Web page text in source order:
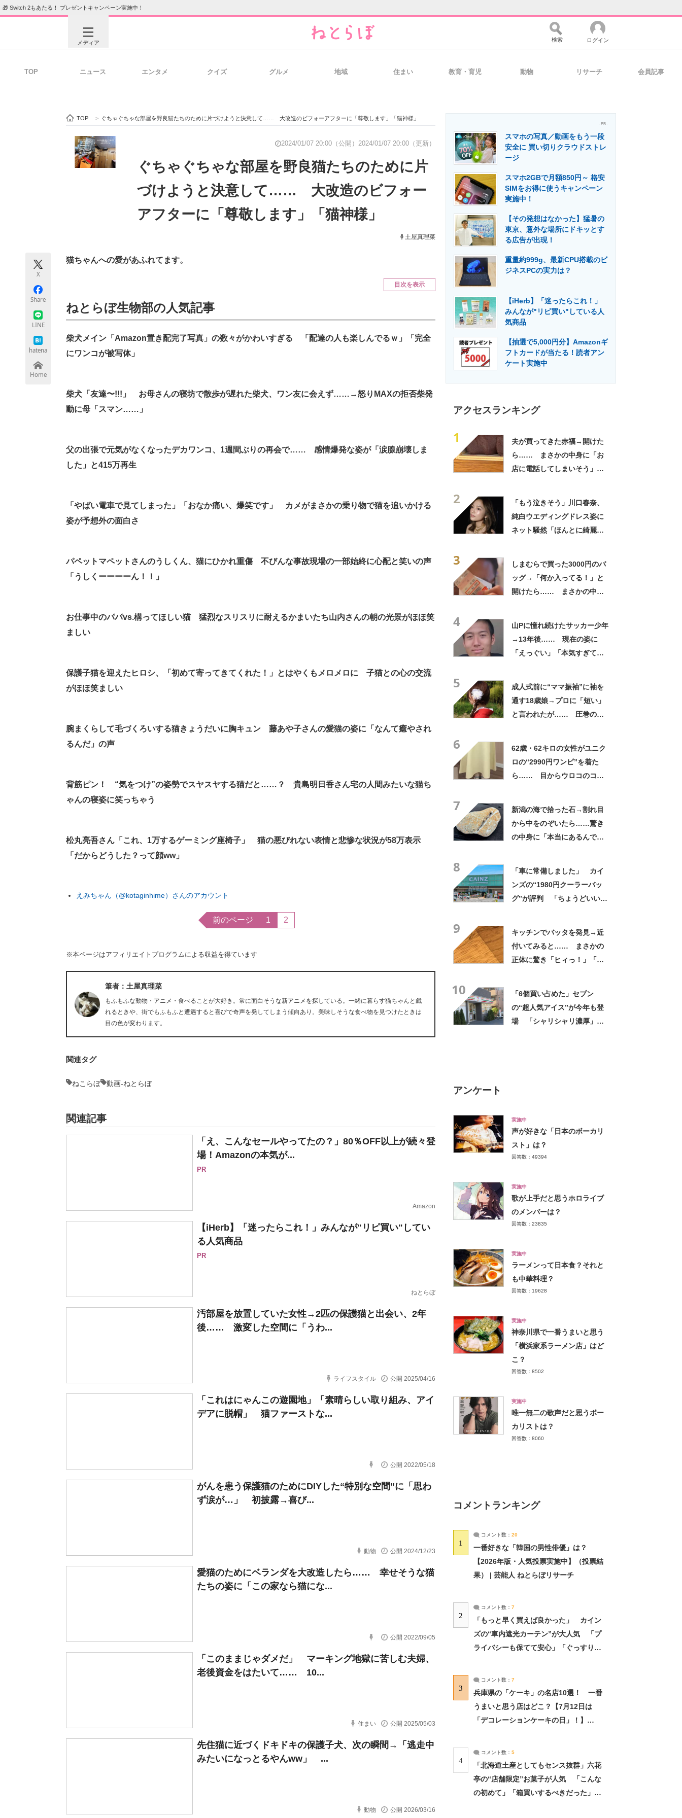
🎁 Switch 2もあたる！ プレゼントキャンペーン実施中！
メディア
ビジネスと働き方のヒント 経営リーダーのコミュニティ マーケ×ITの今がよく分かる
ITエンジニア向け専門サイト 企業向けIT製品の総合サイト IT製品の技術・比較・事例 製造業のIT導入・活用を支援
エネルギーの専門メディア 建設×テクノロジーの最前線
検索 ログイン
TOP ニュース エンタメ クイズ グルメ 地域 住まい 教育・育児 動物 リサーチ 会員記事
TOP > ぐちゃぐちゃな部屋を野良猫たちのために片づけようと決意して…… 大改造のビフォーアフターに「尊敬します」「猫神様」
2024/01/07 20:00（公開） 2024/01/07 20:00（更新）
ぐちゃぐちゃな部屋を野良猫たちのために片
づけようと決意して…… 大改造のビフォー
アフターに「尊敬します」「猫神様」
土屋真理菜
X
Share
LINE
hatena
Home
猫ちゃんへの愛があふれてます。
目次を表示
ねとらぼ生物部の人気記事
柴犬メイン「Amazon置き配完了写真」の数々がかわいすぎる 「配達の人も楽しんでるｗ」「完全
にワンコが被写体」
柴犬「友達〜!!!」 お母さんの寝坊で散歩が遅れた柴犬、ワン友に会えず……→怒りMAXの拒否柴発
動に母「スマン……」
父の出張で元気がなくなったデカワンコ、1週間ぶりの再会で…… 感情爆発な姿が「涙腺崩壊しま
した」と415万再生
「やばい電車で見てしまった」「おなか痛い、爆笑です」 カメがまさかの乗り物で猫を追いかける
姿が予想外の面白さ
パペットマペットさんのうしくん、猫にひかれ重傷 不びんな事故現場の一部始終に心配と笑いの声
「うしくーーーーん！！」
お仕事中のパパvs.構ってほしい猫 猛烈なスリスリに耐えるかまいたち山内さんの朝の光景がほほ笑
ましい
保護子猫を迎えたヒロシ、「初めて寄ってきてくれた！」とはやくもメロメロに 子猫との心の交流
がほほ笑ましい
腕まくらして毛づくろいする猫きょうだいに胸キュン 藤あや子さんの愛猫の姿に「なんて癒やされ
るんだ」の声
背筋ピン！ “気をつけ”の姿勢でスヤスヤする猫だと……？ 貴島明日香さん宅の人間みたいな猫ち
ゃんの寝姿に笑っちゃう
松丸亮吾さん「これ、1万するゲーミング座椅子」 猫の悪びれない表情と悲惨な状況が58万表示
「だからどうした？って顔ww」
えみちゃん（@kotaginhime）さんのアカウント
前のページ 1 2
※本ページはアフィリエイトプログラムによる収益を得ています
筆者：土屋真理菜
もふもふな動物・アニメ・食べることが大好き。常に面白そうな新アニメを探している。一緒に暮らす猫ちゃんと戯
れるときや、街でもふもふと遭遇すると喜びで奇声を発してしまう傾向あり。美味しそうな食べ物を見つけたときは
目の色が変わります。
関連タグ
ねこらぼ 動画-ねとらぼ
関連記事
「え、こんなセールやってたの？」80％OFF以上が続々登
場！Amazonの本気が...
PR
Amazon
【iHerb】「迷ったらこれ！」みんなが"リピ買い"してい
る人気商品
PR
ねとらぼ
汚部屋を放置していた女性→2匹の保護猫と出会い、2年
後…… 激変した空間に「うわ...
ライフスタイル 公開 2025/04/16
「これはにゃんこの遊園地」「素晴らしい取り組み、アイ
デアに脱帽」 猫ファーストな...
公開 2022/05/18
がんを患う保護猫のためにDIYした“特別な空間”に「思わ
ず涙が…」 初披露→喜び...
動物 公開 2024/12/23
愛猫のためにベランダを大改造したら…… 幸せそうな猫
たちの姿に「この家なら猫にな...
公開 2022/09/05
「このままじゃダメだ」 マーキング地獄に苦しむ夫婦、
老後資金をはたいて…… 10...
住まい 公開 2025/05/03
先住猫に近づくドキドキの保護子犬、次の瞬間→「逃走中
みたいになっとるやんww」 ...
動物 公開 2026/03/16
- PR -
スマホの写真／動画をもう一段
安全に 買い切りクラウドストレ
ージ
スマホ2GBで月額850円～ 格安
SIMをお得に使うキャンペーン
実施中！
【その発想はなかった】猛暑の
東京、意外な場所にドキッとす
る広告が出現！
重量約999g、最新CPU搭載のビ
ジネスPCの実力は？
【iHerb】「迷ったらこれ！」
みんなが"リピ買い"している人
気商品
【抽選で5,000円分】Amazonギ
フトカードが当たる！読者アン
ケート実施中
アクセスランキング
1
夫が買ってきた赤福→開けた
ら…… まさかの中身に「お
店に電話してしまいそう」
2
「もう泣きそう」川口春奈、
純白ウエディングドレス姿に
ネット騒然「ほんとに綺麗」
3
しまむらで買った3000円のバ
ッグ→「何か入ってる！」と
開けたら…… まさかの中身
4
山Pに憧れ続けたサッカー少年
→13年後…… 現在の姿に
「えっぐい」「本気すぎて尊
5
成人式前に“ママ振袖”に袖を
通す18歳娘→プロに「短い」
と言われたが…… 圧巻の着
6
62歳・62キロの女性がユニク
ロの“2990円ワンピ”を着た
ら…… 目からウロコのコー
7
新潟の海で拾った石→割れ目
から中をのぞいたら……驚き
の中身に「本当にあるんです
8
「車に常備しました」 カイ
ンズの“1980円クーラーバッ
グ”が評判 「ちょうどいい大
9
キッチンでバッタを発見→近
付いてみると…… まさかの
正体に驚き「ヒィっ！」「心
10
「6個買い占めた」セブン
の“超人気アイス”が今年も登
場 「シャリシャリ濃厚」
アンケート
実施中
声が好きな「日本のボーカリ
スト」は？
回答数：49394
実施中
歌が上手だと思うホロライブ
のメンバーは？
回答数：23835
実施中
ラーメンって日本食？それと
も中華料理？
回答数：19628
実施中
神奈川県で一番うまいと思う
「横浜家系ラーメン店」はど
こ？
回答数：8502
実施中
唯一無二の歌声だと思うボー
カリストは？
回答数：8060
コメントランキング
1
コメント数： 20
一番好きな「韓国の男性俳優」は？
【2026年版・人気投票実施中】（投票結
果） | 芸能人 ねとらぼリサーチ
2
コメント数： 7
「もっと早く買えば良かった」 カイン
ズの“車内遮光カーテン”が大人気 「プ
ライバシーも保てて安心」「ぐっすり眠
3
コメント数： 7
兵庫県の「ケーキ」の名店10選！ 一番
うまいと思う店はどこ？【7月12日は
「デコレーションケーキの日」！】
4
コメント数： 5
「北海道土産としてもセンス抜群」六花
亭の“店舗限定”お菓子が人気 「こんな
の初めて」「箱買いするべきだった」